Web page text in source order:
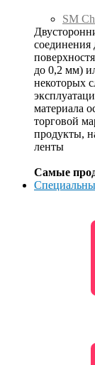
SM
соединения
до 0,2 мм)
некоторых
материала
торговой
продукты,
ленты
Самые